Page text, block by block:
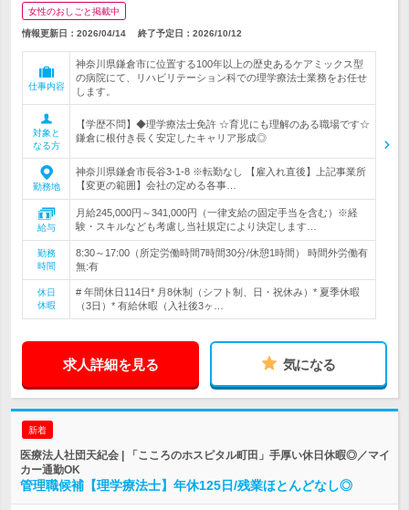
女性のおしごと掲載中
情報更新日：2026/04/14 終了予定日： 2026/10/12
仕事内容
神奈川県鎌倉市に位置する100年以上の歴史あるケアミックス型
の病院にて、リハビリテーション科での理学療法士業務をお任せ
します。
対象と
なる方
【学歴不問】◆理学療法士免許 ☆育児にも理解のある職場です☆
鎌倉に根付き長く安定したキャリア形成◎
勤務地
神奈川県鎌倉市長谷3-1-8 ※転勤なし 【雇入れ直後】上記事業所
【変更の範囲】会社の定める各事…
給与
月給245,000円～341,000円（一律支給の固定手当を含む）※経
験・スキルなども考慮し当社規定により決定します…
勤務
時間
8:30～17:00（所定労働時間7時間30分/休憩1時間） 時間外労働有
無:有
休日
休暇
# 年間休日114日* 月8休制（シフト制、日・祝休み）* 夏季休暇
（3日）* 有給休暇（入社後3ヶ…
求人詳細を見る 気になる
新着
医療法人社団天紀会 | 「こころのホスピタル町田」手厚い休日休暇◎／マイ
カー通勤OK
管理職候補【理学療法士】年休125日/残業ほとんどなし◎